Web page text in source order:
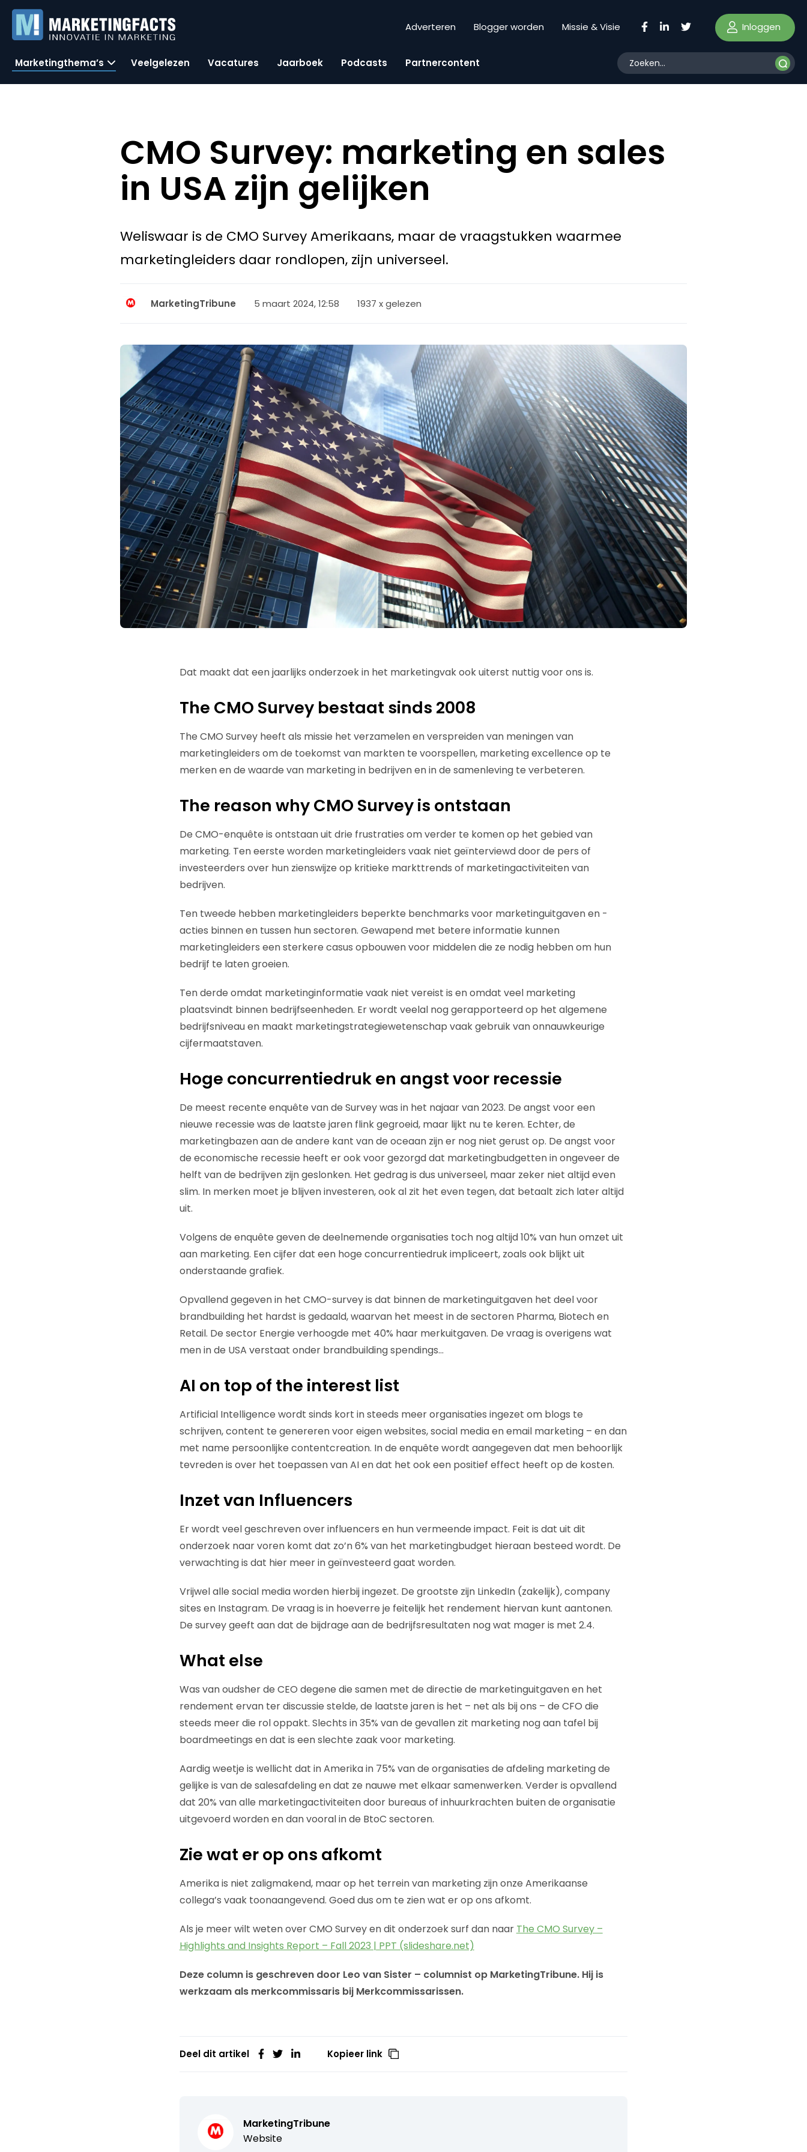
Adverteren Blogger worden Missie & Visie Inloggen
Marketingthema’s Veelgelezen Vacatures Jaarboek Podcasts Partnercontent
CMO Survey: marketing en sales
in USA zijn gelijken
Weliswaar is de CMO Survey Amerikaans, maar de vraagstukken waarmee
marketingleiders daar rondlopen, zijn universeel.
MarketingTribune 5 maart 2024, 12:58 1937 x gelezen
Dat maakt dat een jaarlijks onderzoek in het marketingvak ook uiterst nuttig voor ons is.
The CMO Survey bestaat sinds 2008
The CMO Survey heeft als missie het verzamelen en verspreiden van meningen van
marketingleiders om de toekomst van markten te voorspellen, marketing excellence op te
merken en de waarde van marketing in bedrijven en in de samenleving te verbeteren.
The reason why CMO Survey is ontstaan
De CMO-enquête is ontstaan uit drie frustraties om verder te komen op het gebied van
marketing. Ten eerste worden marketingleiders vaak niet geïnterviewd door de pers of
investeerders over hun zienswijze op kritieke markttrends of marketingactiviteiten van
bedrijven.
Ten tweede hebben marketingleiders beperkte benchmarks voor marketinguitgaven en -
acties binnen en tussen hun sectoren. Gewapend met betere informatie kunnen
marketingleiders een sterkere casus opbouwen voor middelen die ze nodig hebben om hun
bedrijf te laten groeien.
Ten derde omdat marketinginformatie vaak niet vereist is en omdat veel marketing
plaatsvindt binnen bedrijfseenheden. Er wordt veelal nog gerapporteerd op het algemene
bedrijfsniveau en maakt marketingstrategiewetenschap vaak gebruik van onnauwkeurige
cijfermaatstaven.
Hoge concurrentiedruk en angst voor recessie
De meest recente enquête van de Survey was in het najaar van 2023. De angst voor een
nieuwe recessie was de laatste jaren flink gegroeid, maar lijkt nu te keren. Echter, de
marketingbazen aan de andere kant van de oceaan zijn er nog niet gerust op. De angst voor
de economische recessie heeft er ook voor gezorgd dat marketingbudgetten in ongeveer de
helft van de bedrijven zijn geslonken. Het gedrag is dus universeel, maar zeker niet altijd even
slim. In merken moet je blijven investeren, ook al zit het even tegen, dat betaalt zich later altijd
uit.
Volgens de enquête geven de deelnemende organisaties toch nog altijd 10% van hun omzet uit
aan marketing. Een cijfer dat een hoge concurrentiedruk impliceert, zoals ook blijkt uit
onderstaande grafiek.
Opvallend gegeven in het CMO-survey is dat binnen de marketinguitgaven het deel voor
brandbuilding het hardst is gedaald, waarvan het meest in de sectoren Pharma, Biotech en
Retail. De sector Energie verhoogde met 40% haar merkuitgaven. De vraag is overigens wat
men in de USA verstaat onder brandbuilding spendings…
AI on top of the interest list
Artificial Intelligence wordt sinds kort in steeds meer organisaties ingezet om blogs te
schrijven, content te genereren voor eigen websites, social media en email marketing – en dan
met name persoonlijke contentcreation. In de enquête wordt aangegeven dat men behoorlijk
tevreden is over het toepassen van AI en dat het ook een positief effect heeft op de kosten.
Inzet van Influencers
Er wordt veel geschreven over influencers en hun vermeende impact. Feit is dat uit dit
onderzoek naar voren komt dat zo’n 6% van het marketingbudget hieraan besteed wordt. De
verwachting is dat hier meer in geïnvesteerd gaat worden.
Vrijwel alle social media worden hierbij ingezet. De grootste zijn LinkedIn (zakelijk), company
sites en Instagram. De vraag is in hoeverre je feitelijk het rendement hiervan kunt aantonen.
De survey geeft aan dat de bijdrage aan de bedrijfsresultaten nog wat mager is met 2.4.
What else
Was van oudsher de CEO degene die samen met de directie de marketinguitgaven en het
rendement ervan ter discussie stelde, de laatste jaren is het – net als bij ons – de CFO die
steeds meer die rol oppakt. Slechts in 35% van de gevallen zit marketing nog aan tafel bij
boardmeetings en dat is een slechte zaak voor marketing.
Aardig weetje is wellicht dat in Amerika in 75% van de organisaties de afdeling marketing de
gelijke is van de salesafdeling en dat ze nauwe met elkaar samenwerken. Verder is opvallend
dat 20% van alle marketingactiviteiten door bureaus of inhuurkrachten buiten de organisatie
uitgevoerd worden en dan vooral in de BtoC sectoren.
Zie wat er op ons afkomt
Amerika is niet zaligmakend, maar op het terrein van marketing zijn onze Amerikaanse
collega’s vaak toonaangevend. Goed dus om te zien wat er op ons afkomt.
Als je meer wilt weten over CMO Survey en dit onderzoek surf dan naar The CMO Survey –
Highlights and Insights Report – Fall 2023 | PPT (slideshare.net)
Deze column is geschreven door Leo van Sister – columnist op MarketingTribune. Hij is
werkzaam als merkcommissaris bij Merkcommissarissen.
Deel dit artikel Kopieer link
MarketingTribune
Website